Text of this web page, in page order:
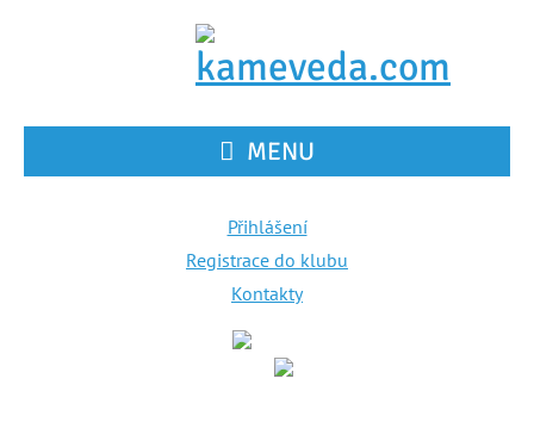
MENU
Přihlášení
Registrace do klubu
Kontakty